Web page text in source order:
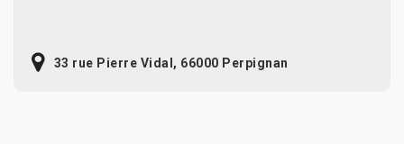
33 rue Pierre Vidal, 66000 Perpignan